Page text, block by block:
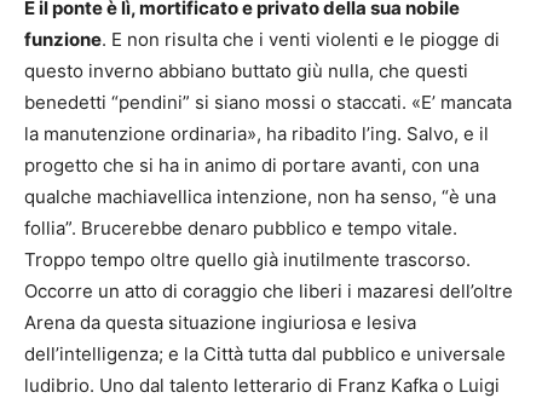
E il ponte è lì, mortificato e privato della sua nobile
funzione. E non risulta che i venti violenti e le piogge di
questo inverno abbiano buttato giù nulla, che questi
benedetti “pendini” si siano mossi o staccati. «E’ mancata
la manutenzione ordinaria», ha ribadito l’ing. Salvo, e il
progetto che si ha in animo di portare avanti, con una
qualche machiavellica intenzione, non ha senso, “è una
follia”. Brucerebbe denaro pubblico e tempo vitale.
Troppo tempo oltre quello già inutilmente trascorso.
Occorre un atto di coraggio che liberi i mazaresi dell’oltre
Arena da questa situazione ingiuriosa e lesiva
dell’intelligenza; e la Città tutta dal pubblico e universale
ludibrio. Uno dal talento letterario di Franz Kafka o Luigi